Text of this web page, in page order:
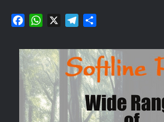
F
c
e
b
o
o
k
W
a
t
s
A
p
p
X T
l
e
g
r
a
m
a
r
e